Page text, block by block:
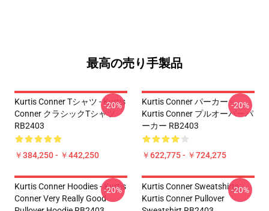
最高の売り手製品
Kurtis Conner Tシャツ - Kurtis
Conner クラシックTシャツ
RB2403
￥384,250 - ￥442,250
-20%
Kurtis Conner パーカー -
Kurtis Conner プルオーバーパ
ーカー RB2403
￥622,775 - ￥724,275
-20%
Kurtis Conner Hoodies - Kurtis
Conner Very Really Good
-20%
Kurtis Conner Sweatshirts -
Kurtis Conner Pullover
-20%